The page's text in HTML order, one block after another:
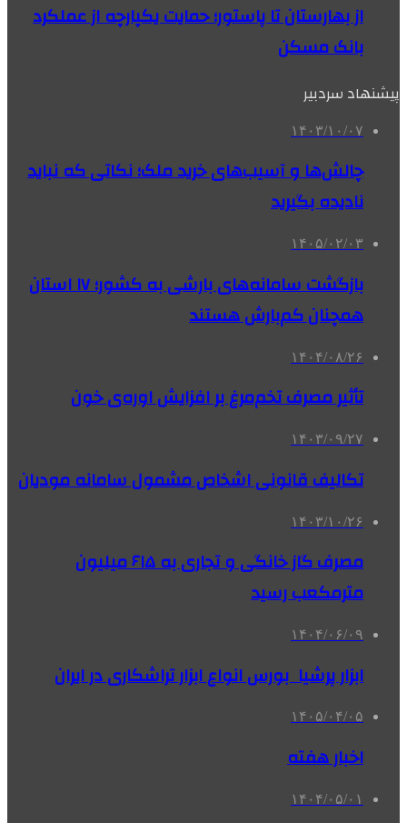
از بهارستان تا پاستور؛ حمایت یکپارچه از عملکرد
بانک مسکن
پیشنهاد سردبیر
۱۴۰۳/۱۰/۰۷
چالش‌ها و آسیب‌های خرید ملک؛ نکاتی که نباید
نادیده بگیرید
۱۴۰۵/۰۲/۰۳
بازگشت سامانه‌های بارشی به کشور؛ ۱۷ استان
همچنان کم‌بارش هستند
۱۴۰۴/۰۸/۲۶
تأثیر مصرف تخم‌مرغ بر افزایش اوره‌ی خون
۱۴۰۳/۰۹/۲۷
تکالیف قانونی اشخاص مشمول سامانه مودیان
۱۴۰۳/۱۰/۲۶
مصرف گاز خانگی و تجاری به ۶۱۵ میلیون
مترمکعب رسید
۱۴۰۴/۰۶/۰۹
ابزار پرشیا بورس انواع ابزار تراشکاری در ایران
۱۴۰۵/۰۴/۰۵
اخبار هفته
۱۴۰۴/۰۵/۰۱